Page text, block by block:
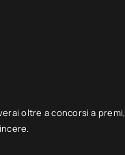
oltre a concorsi a premi,